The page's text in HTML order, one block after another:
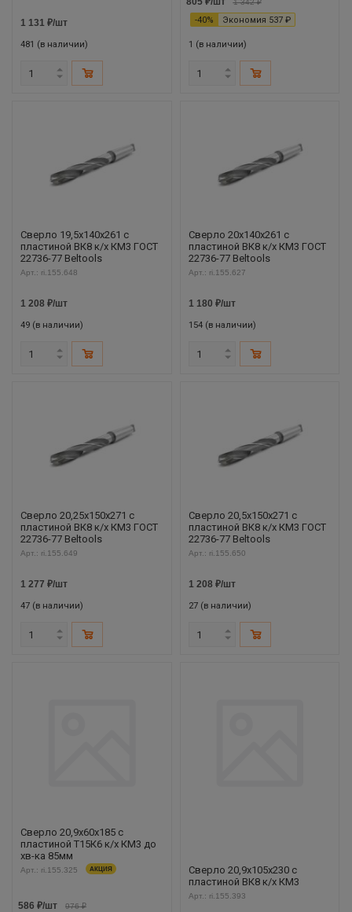
1 131 ₽/шт
481 (в наличии)
1 342₽
-40% Экономия 537₽
1 (в наличии)
Сверло 19,5х140х261 с
пластиной ВК8 к/х КМ3 ГОСТ
22736-77 Beltools
Арт.: ri.155.648
1 208 ₽/шт
49 (в наличии)
Сверло 20х140х261 с
пластиной ВК8 к/х КМ3 ГОСТ
22736-77 Beltools
Арт.: ri.155.627
1 180 ₽/шт
154 (в наличии)
Сверло 20,25х150х271 с
пластиной ВК8 к/х КМ3 ГОСТ
22736-77 Beltools
Арт.: ri.155.649
1 277 ₽/шт
47 (в наличии)
Сверло 20,5х150х271 с
пластиной ВК8 к/х КМ3 ГОСТ
22736-77 Beltools
Арт.: ri.155.650
1 208 ₽/шт
27 (в наличии)
Сверло 20,9х60х185 с
пластиной Т15К6 к/х КМ3 до
хв-ка 85мм
Арт.: ri.155.325 АКЦИЯ
586 ₽/шт 976₽
Сверло 20,9х105х230 с
пластиной ВК8 к/х КМ3
Арт.: ri.155.393